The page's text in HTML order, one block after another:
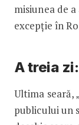
misiunea de
excepție în
A treia
Ultima seară,
publicului un